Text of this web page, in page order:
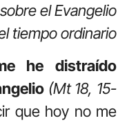
el Evangelio
tiempo ordinario
he distraído
(Mt 18, 15-
que hoy no me